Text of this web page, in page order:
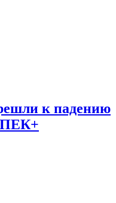
к падению